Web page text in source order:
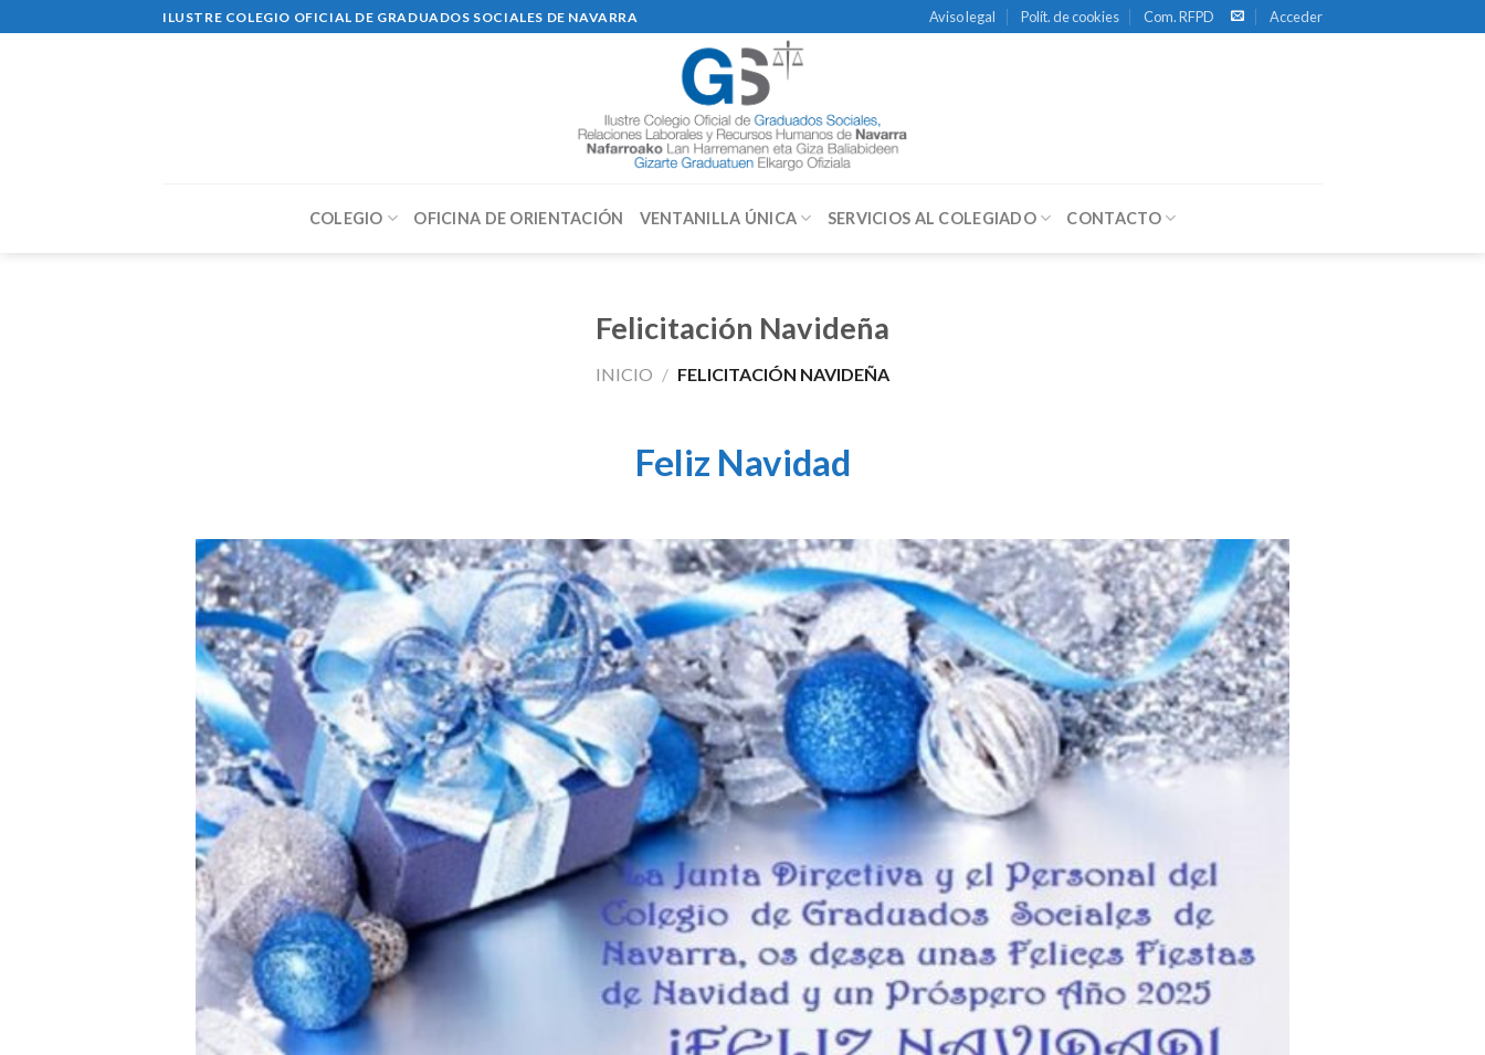
to
ILUSTRE COLEGIO OFICIAL DE GRADUADOS SOCIALES DE NAVARRA Aviso legal Polít. de cookies Com. RFPD Acceder
COLEGIO OFICINA DE ORIENTACIÓN VENTANILLA ÚNICA SERVICIOS AL COLEGIADO CONTACTO
Felicitación Navideña
INICIO / FELICITACIÓN NAVIDEÑA
Feliz Navidad